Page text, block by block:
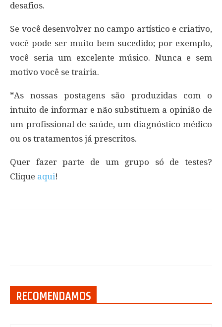
desafios.
Se você desenvolver no campo artístico e criativo,
você pode ser muito bem-sucedido; por exemplo,
você seria um excelente músico. Nunca e sem
motivo você se trairia.
*As nossas postagens são produzidas com o
intuito de informar e não substituem a opinião de
um profissional de saúde, um diagnóstico médico
ou os tratamentos já prescritos.
Quer fazer parte de um grupo só de testes?
Clique aqui!
RECOMENDAMOS